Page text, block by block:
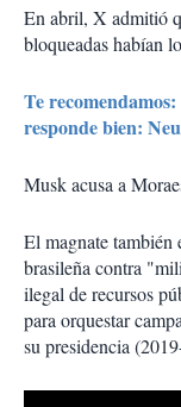
En abril, X admitió
bloqueadas habían
Te
responde bien:
Musk acusa a
El magnate también
brasileña contra
ilegal de recursos
para orquestar
su presidencia